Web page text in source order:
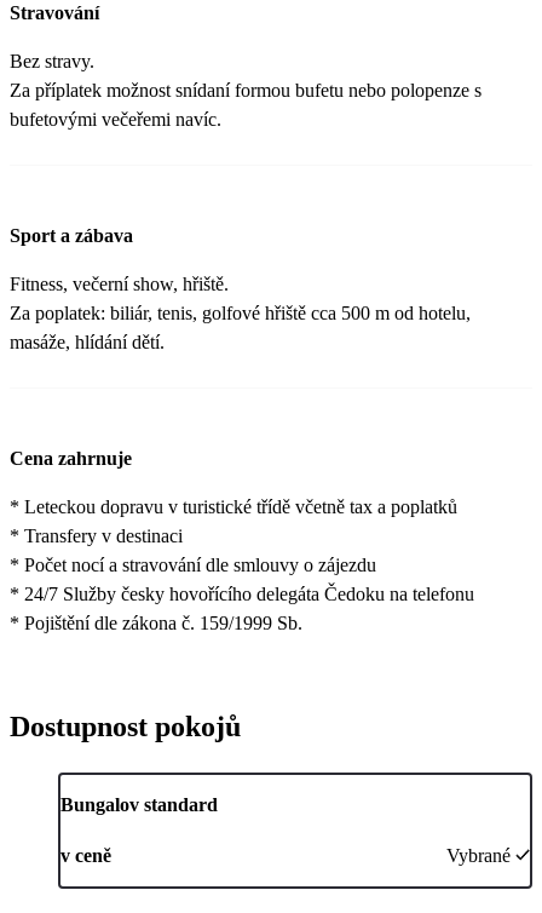
Stravování
Bez stravy.
Za příplatek možnost snídaní formou bufetu nebo polopenze s
bufetovými večeřemi navíc.
Sport a zábava
Fitness, večerní show, hřiště.
Za poplatek: biliár, tenis, golfové hřiště cca 500 m od hotelu,
masáže, hlídání dětí.
Cena zahrnuje
* Leteckou dopravu v turistické třídě včetně tax a poplatků
* Transfery v destinaci
* Počet nocí a stravování dle smlouvy o zájezdu
* 24/7 Služby česky hovořícího delegáta Čedoku na telefonu
* Pojištění dle zákona č. 159/1999 Sb.
Dostupnost pokojů
Bungalov standard
v ceně Vybrané